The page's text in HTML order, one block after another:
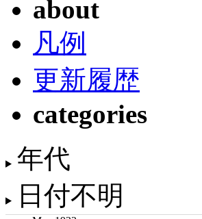
about
凡例
更新履歴
categories
年代
日付不明